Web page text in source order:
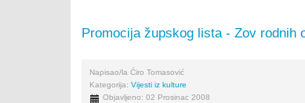
Promocija župskog lista - Zov rodnih
Napisao/la Ćiro Tomasović
Kategorija: Vijesti iz kulture
Objavljeno: 02 Prosinac 2008